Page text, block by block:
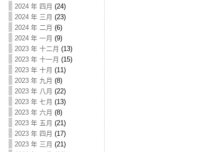
2024 年 四月 (24)
2024 年 三月 (23)
2024 年 二月 (6)
2024 年 一月 (9)
2023 年 十二月 (13)
2023 年 十一月 (15)
2023 年 十月 (11)
2023 年 九月 (8)
2023 年 八月 (22)
2023 年 七月 (13)
2023 年 六月 (8)
2023 年 五月 (21)
2023 年 四月 (17)
2023 年 三月 (21)